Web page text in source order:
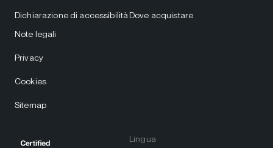
Dichiarazione di accessibilità Dove acquistare
Note legali
Privacy
Cookies
Sitemap
Lingua